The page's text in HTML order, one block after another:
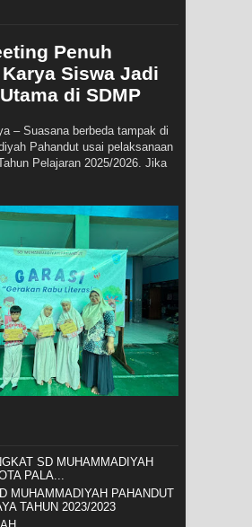
Penuh
Siswa Jadi
di SDMP
– Suasana berbeda tampak di
Pahandut usai pelaksanaan
Pelajaran 2025/2026. Jika
SD MUHAMMADIYAH
PALA...
MUHAMMADIYAH PAHANDUT
TAHUN 2023/2023